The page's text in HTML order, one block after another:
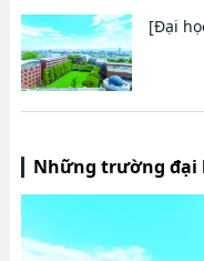
[Đại
Những trường đại